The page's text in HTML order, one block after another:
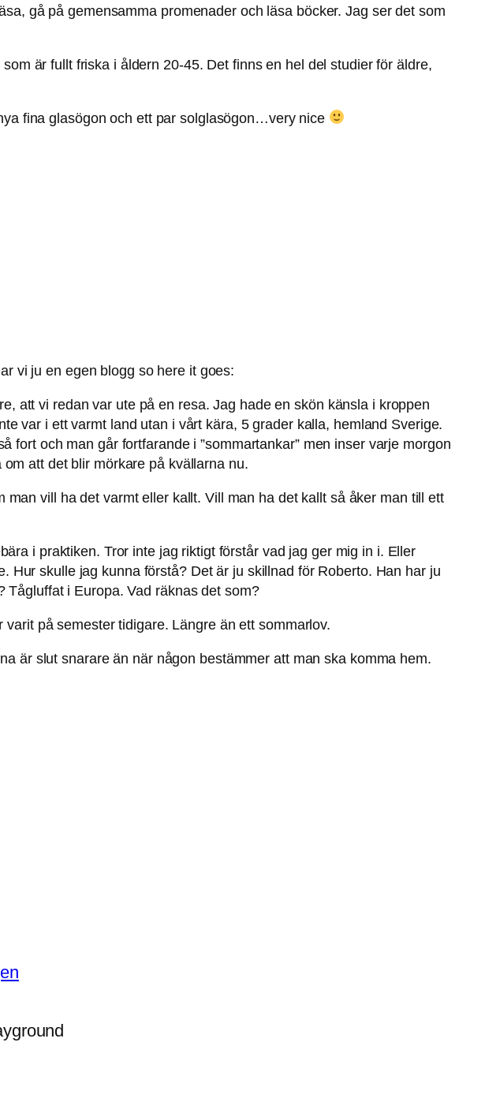
gå på gemensamma promenader och läsa böcker. Jag ser det som
är fullt friska i åldern 20-45. Det finns en hel del studier för äldre,
fina glasögon och ett par solglasögon…very nice
vi ju en egen blogg so here it goes:
att vi redan var ute på en resa. Jag hade en skön känsla i kroppen
var i ett varmt land utan i vårt kära, 5 grader kalla, hemland Sverige.
och man går fortfarande i ”sommartankar” men inser varje morgon
att det blir mörkare på kvällarna nu.
vill ha det varmt eller kallt. Vill man ha det kallt så åker man till ett
i praktiken. Tror inte jag riktigt förstår vad jag ger mig in i. Eller
Hur skulle jag kunna förstå? Det är ju skillnad för Roberto. Han har ju
Tågluffat i Europa. Vad räknas det som?
på semester tidigare. Längre än ett sommarlov.
är slut snarare än när någon bestämmer att man ska komma hem.